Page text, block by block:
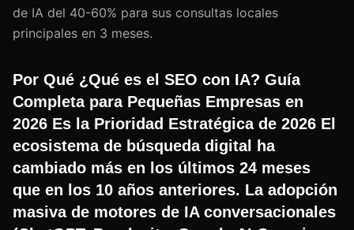
de IA del 40-60% para sus consultas locales
principales en 3 meses.
Por Qué ¿Qué es el SEO con IA? Guía
Completa para Pequeñas Empresas en
2026 Es la Prioridad Estratégica de 2026 El
ecosistema de búsqueda digital ha
cambiado más en los últimos 24 meses
que en los 10 años anteriores. La adopción
masiva de motores de IA conversacionales